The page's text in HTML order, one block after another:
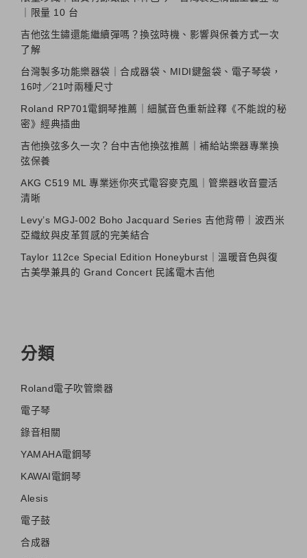
｜限量 10 台
吉他弦生鏽還能繼續彈嗎？換弦時機、影響與保養方式一次
了解
台灣製多功能樂器袋｜合成器袋、MIDI鍵盤袋、電子琴袋，
16吋／21吋兩種尺寸
Roland RP701電鋼琴推薦｜細膩音色重新詮釋《不能說的秘
密》經典插曲
吉他換弦多久一次？台中吉他換弦推薦｜補給站樂器專業換
弦保養
AKG C519 ML 專業迷你夾式電容麥克風｜管樂器收音靈活
清晰
Levy’s MGJ-002 Boho Jacquard Series 吉他背帶｜波西米
亞織紋與皮革質感的完美結合
Taylor 112ce Special Edition Honeyburst｜溫暖音色與復
古美學兼具的 Grand Concert 民謠電木吉他
分類
Roland電子吹管樂器
電子琴
錄音相關
YAMAHA電鋼琴
KAWAI電鋼琴
Alesis
電子鼓
合成器